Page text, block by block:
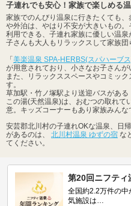
子連れでも安心！家族で楽しめる
家族でのんびり温泉に行きたくても
や外泊は、やはり不安が大きいもの
利用できる、子連れ家族に優しい温
子さんも大人もリラックスして家族団
「美楽温泉 SPA-HERBS(スパハーブ
が用意されており、小さなお子さんが
また、リラックススペースやコミッ
す。
草加駅・竹ノ塚駅より送迎バスがある
この湯(天然温泉)は、おむつの取れて
意。キッズコーナーもあり家族みんな
安芸郡北川村の子連れOKな温泉、日
があるのは、 北川村温泉 ゆずの宿 な
てください。
第20回ニフティ
全国約2.2万件の中
気施設は…